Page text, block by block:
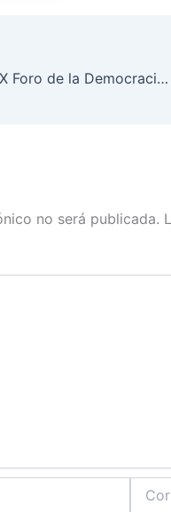
Continuación del segundo día del IX Foro de la Democracia Latinoamericana “Desafíos de la política y la Democracia en la Era Digital”
no será publicada.